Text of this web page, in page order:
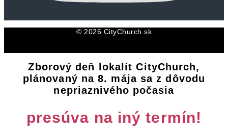
© 2026 CityChurch.sk
Zborový deň lokalít CityChurch,
plánovaný na 8. mája sa z dôvodu
nepriaznivého počasia
presúva na iný termín!